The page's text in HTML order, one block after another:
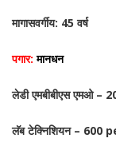
मागासवर्गीय: 45 वर्ष
पगार:मानधन
लेडी एमबीबीएस एमओ –
लॅब टेक्निशियन – 600